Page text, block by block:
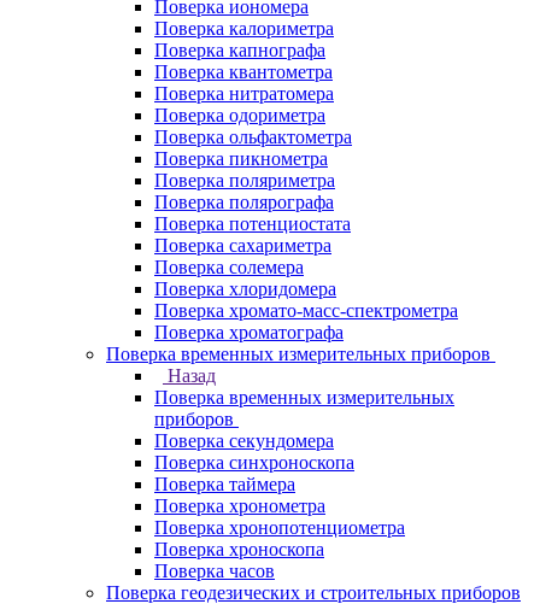
Поверка иономера
Поверка калориметра
Поверка капнографа
Поверка квантометра
Поверка нитратомера
Поверка одориметра
Поверка ольфактометра
Поверка пикнометра
Поверка поляриметра
Поверка полярографа
Поверка потенциостата
Поверка сахариметра
Поверка солемера
Поверка хлоридомера
Поверка хромато-масс-спектрометра
Поверка хроматографа
Поверка временных измерительных приборов
Назад
Поверка временных измерительных
приборов
Поверка секундомера
Поверка синхроноскопа
Поверка таймера
Поверка хронометра
Поверка хронопотенциометра
Поверка хроноскопа
Поверка часов
Поверка геодезических и строительных приборов